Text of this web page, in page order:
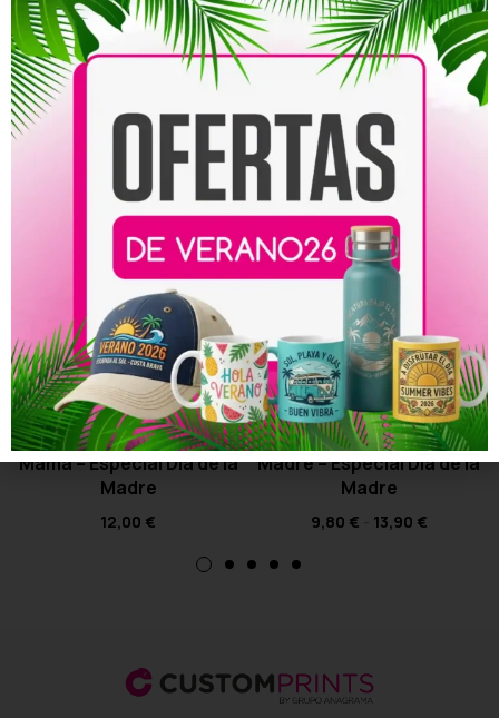
Productos relacionados
Camiseta Drama, Café y
Mamá – Especial Día de la
Madre
12,00 €
Camiseta Yo Soy Tu
Madre – Especial Día de la
Madre
9,80 € 13,90 €